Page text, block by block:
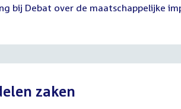
bij Debat over de maatschappelijke
zaken